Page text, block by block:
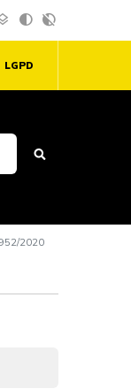
contrast contrast_rtl_off
LGPD
952/2020